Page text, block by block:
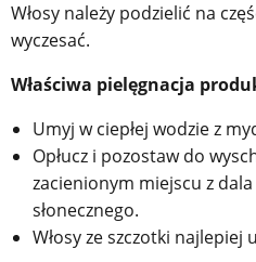
Włosy należy podzielić na
wyczesać.
Właściwa pielęgnacja
Umyj w ciepłej wodzie z
Opłucz i pozostaw do
zacienionym miejscu z dala
słonecznego.
Włosy ze szczotki najlepiej